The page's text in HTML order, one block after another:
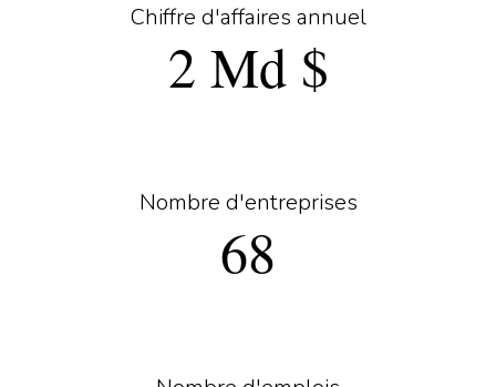
Chiffre d'affaires annuel
2 Md $
Nombre d'entreprises
68